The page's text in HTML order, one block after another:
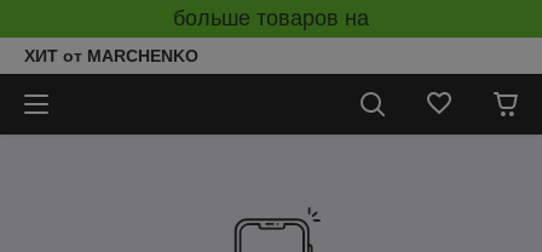
больше товаров на
ХИТ от MARCHENKO